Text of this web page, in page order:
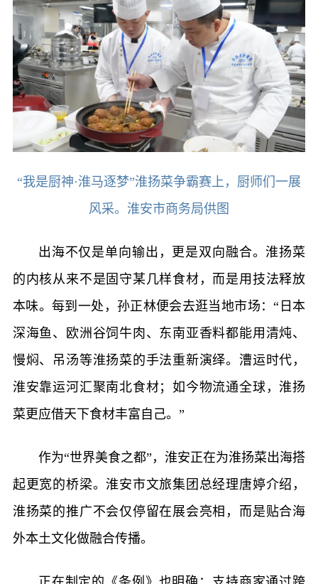
“我是厨神·淮马逐梦”淮扬菜争霸赛上，厨师们一展
风采。淮安市商务局供图
出海不仅是单向输出，更是双向融合。淮扬菜
的内核从来不是固守某几样食材，而是用技法释放
本味。每到一处，孙正林便会去逛当地市场：“日本
深海鱼、欧洲谷饲牛肉、东南亚香料都能用清炖、
慢焖、吊汤等淮扬菜的手法重新演绎。漕运时代，
淮安靠运河汇聚南北食材；如今物流通全球，淮扬
菜更应借天下食材丰富自己。”
作为“世界美食之都”，淮安正在为淮扬菜出海搭
起更宽的桥梁。淮安市文旅集团总经理唐婷介绍，
淮扬菜的推广不会仅停留在展会亮相，而是贴合海
外本土文化做融合传播。